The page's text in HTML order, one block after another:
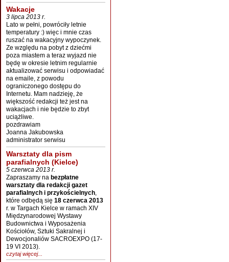
Wakacje
3 lipca 2013 r.
Lato w pełni, powróciły letnie
temperatury :) więc i mnie czas
ruszać na wakacyjny wypoczynek.
Ze względu na pobyt z dziećmi
poza miastem a teraz wyjazd nie
będę w okresie letnim regularnie
aktualizować serwisu i odpowiadać
na emaile, z powodu
ograniczonego dostępu do
Internetu. Mam nadzieję, że
większość redakcji też jest na
wakacjach i nie będzie to zbyt
uciążliwe.
pozdrawiam
Joanna Jakubowska
administrator serwisu
Warsztaty dla pism
parafialnych (Kielce)
5 czerwca 2013 r.
Zapraszamy na bezpłatne
warsztaty dla redakcji gazet
parafialnych i przykościelnych,
które odbędą się 18 czerwca 2013
r. w Targach Kielce w ramach XIV
Międzynarodowej Wystawy
Budownictwa i Wyposażenia
Kościołów, Sztuki Sakralnej i
Dewocjonaliów SACROEXPO (17-
19 VI 2013).
czytaj więcej...